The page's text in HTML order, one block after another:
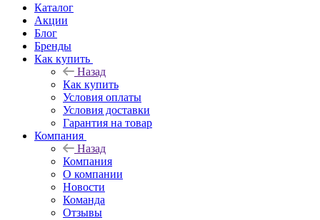
Каталог
Акции
Блог
Бренды
Как купить
Назад
Как купить
Условия оплаты
Условия доставки
Гарантия на товар
Компания
Назад
Компания
О компании
Новости
Команда
Отзывы